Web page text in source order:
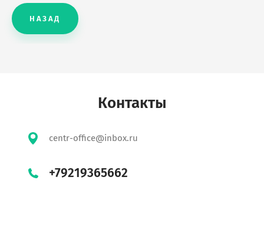
НАЗАД
Контакты
centr-office@inbox.ru
+79219365662